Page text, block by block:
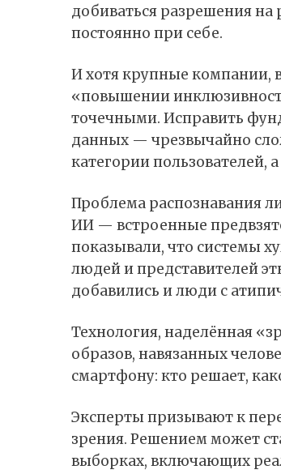
добиваться разрешения
постоянно при себе.
И хотя крупные компании,
«повышении
точечными. Исправить
данных — чрезвычайно
категории пользователей,
Проблема распознавания
ИИ — встроенные
показывали, что системы
людей и представителей
добавились и люди с
Технология, наделённая
образов, навязанных
смартфону: кто решает,
Эксперты призывают к
зрения. Решением может
выборках, включающих